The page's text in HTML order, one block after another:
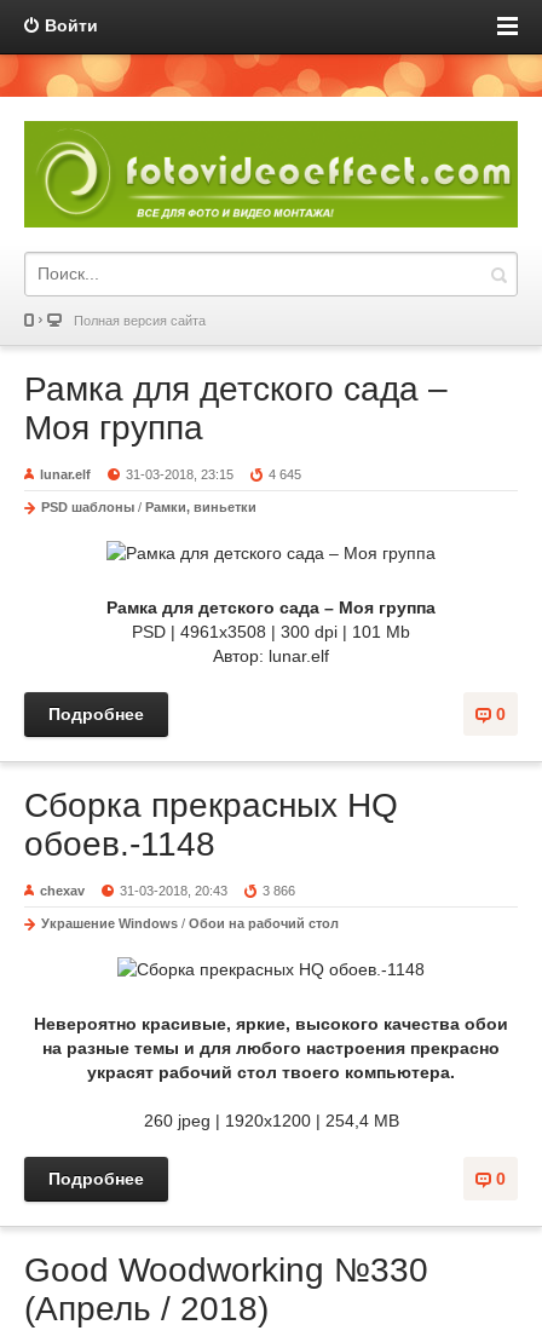
Войти
Полная версия сайта
Рамка для детского сада –
Моя группа
lunar.elf 31-03-2018, 23:15 4 645
PSD шаблоны / Рамки, виньетки
Рамка для детского сада – Моя группа
PSD | 4961х3508 | 300 dpi | 101 Mb
Автор: lunar.elf
0
Подробнее
Сборка прекрасных HQ
обоев.-1148
chexav 31-03-2018, 20:43 3 866
Украшение Windows / Обои на рабочий стол
Невероятно красивые, яркие, высокого качества обои
на разные темы и для любого настроения прекрасно
украсят рабочий стол твоего компьютера.
260 jpeg | 1920x1200 | 254,4 MB
0
Подробнее
Good Woodworking №330
(Апрель / 2018)